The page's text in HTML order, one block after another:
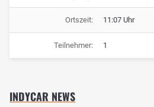
Ortszeit: 11:07 Uhr
Teilnehmer: 1
INDYCAR NEWS